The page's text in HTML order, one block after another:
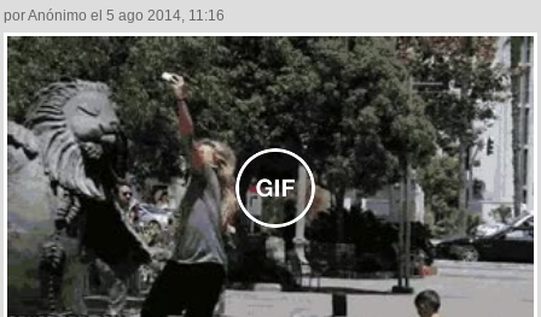
por Anónimo el 5 ago 2014, 11:16